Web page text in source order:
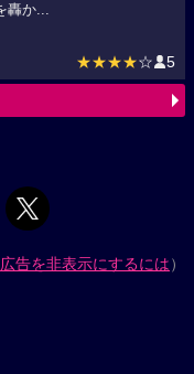
か...
★★★★☆ 5
広告を非表示にするには）